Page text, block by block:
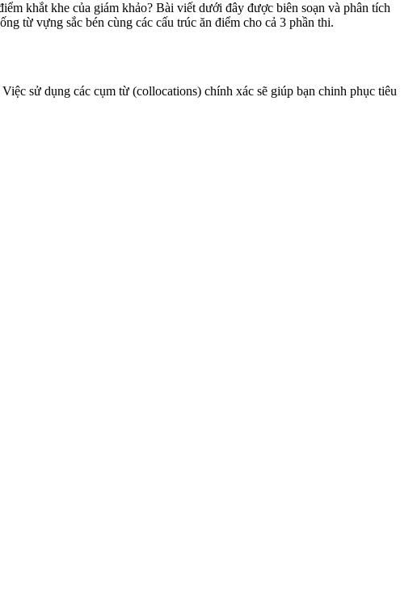
khắt khe của giám khảo? Bài viết dưới đây được biên soạn và phân tích
từ vựng sắc bén cùng các cấu trúc ăn điểm cho cả 3 phần thi.
sử dụng các cụm từ (collocations) chính xác sẽ giúp bạn chinh phục tiêu